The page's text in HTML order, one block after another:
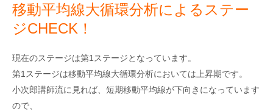
移動平均線大循環分析によるステー
ジCHECK！
現在のステージは第1ステージとなっています。
第1ステージは移動平均線大循環分析においては上昇期です。
小次郎講師流に見れば、短期移動平均線が下向きになっています
ので、